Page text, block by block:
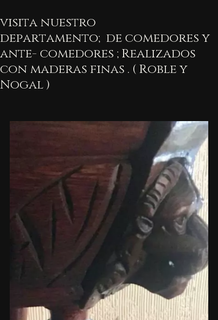
visita nuestro
departamento; de comedores y
ante- comedores ; Realizados
con maderas finas . ( Roble y
Nogal )